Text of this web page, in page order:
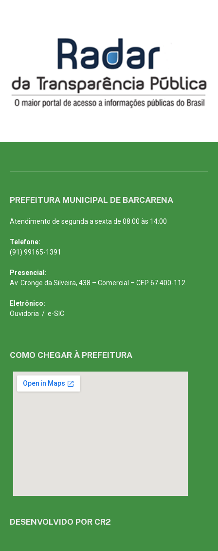
PREFEITURA MUNICIPAL DE BARCARENA
Atendimento de segunda a sexta de 08:00 às 14:00
Telefone:
(91) 99165-1391
Presencial:
Av. Cronge da Silveira, 438 – Comercial – CEP 67.400-112
Eletrônico:
Ouvidoria / e-SIC
COMO CHEGAR À PREFEITURA
DESENVOLVIDO POR CR2